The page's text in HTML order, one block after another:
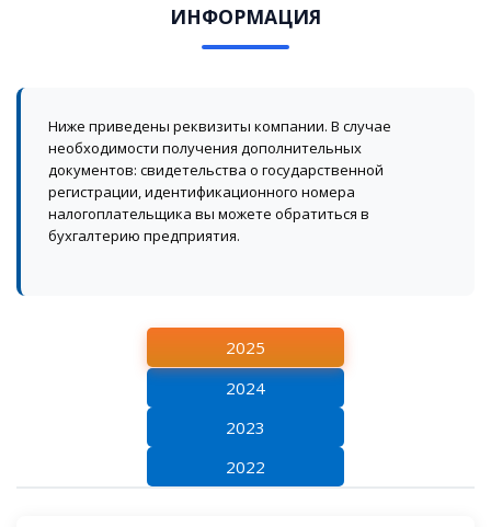
ИНФОРМАЦИЯ
Ниже приведены реквизиты компании. В случае
необходимости получения дополнительных
документов: свидетельства о государственной
регистрации, идентификационного номера
налогоплательщика вы можете обратиться в
бухгалтерию предприятия.
2025
2024
2023
2022